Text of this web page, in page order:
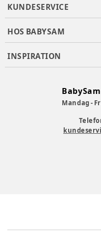
KUNDESERVICE
HOS BABYSAM
INSPIRATION
Mandag -